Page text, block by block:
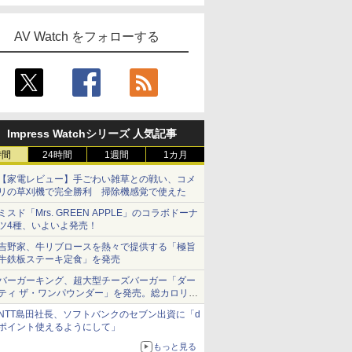
AV Watch をフォローする
Impress Watchシリーズ 人気記事
24時間 1週間 1カ月
家電レビュー】手ごわい雑草との戦い、コメ
の草刈機で完全勝利 掃除機感覚で使えた
スド「Mrs. GREEN APPLE」のコラボドーナ
4種、いよいよ発売！
野家、牛リブロースを熱々で提供する「極旨
鉄板ステーキ定食」を発売
ーガーキング、超大型チーズバーガー「ダー
ィ ザ・ワンパウンダー」を発売。総カロリー
1656kcal、総重量約527g！
島田社長、ソフトバンクのセブン出資に「d
イント使えるようにして」
もっと見る